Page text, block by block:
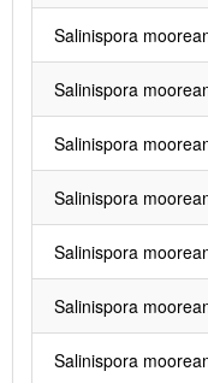
Salinispora
Salinispora
Salinispora
Salinispora
Salinispora
Salinispora
Salinispora